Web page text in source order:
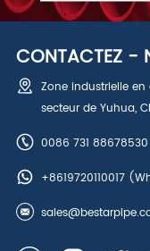
CONTACTEZ -
Zone industrielle
secteur de Yuhua,
0086 731 88678530
+8619720110017